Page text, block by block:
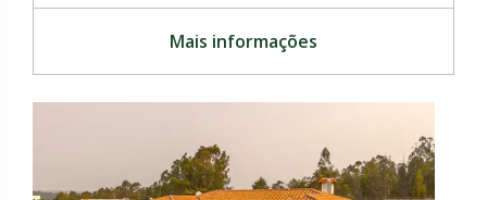
Mais informações